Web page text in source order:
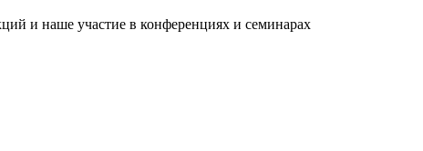
и наше участие в конференциях и семинарах